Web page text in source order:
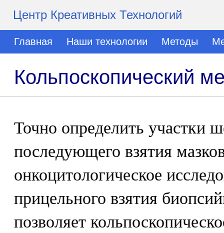
Центр Креативных Технологий
Главная Наши технологии Методы
Кольпоскопический
Точно определить участки
последующего взятия
онкоцитологическое
прицельного взятия
позволяет